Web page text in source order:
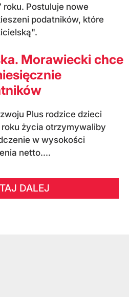
Postuluje nowe
podatników, które
Morawiecki chce
Plus rodzice dzieci
życia otrzymywaliby
w wysokości
netto....
DALEJ